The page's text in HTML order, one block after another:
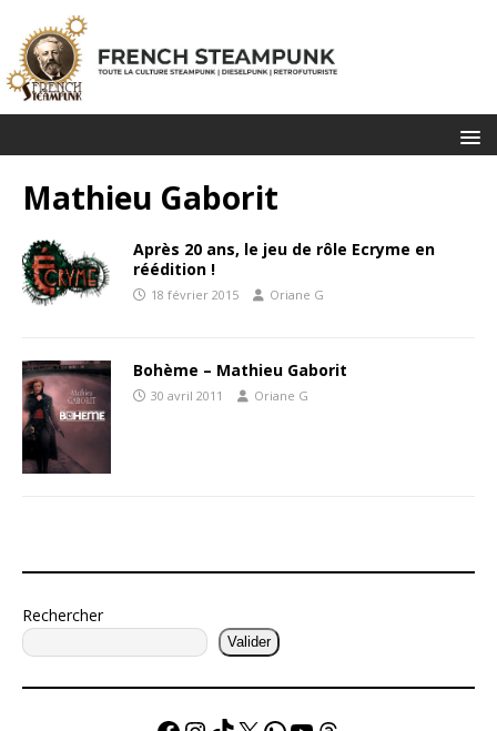
Mathieu Gaborit
Après 20 ans, le jeu de rôle Ecryme en
réédition !
18 février 2015 Oriane G
Bohème – Mathieu Gaborit
30 avril 2011 Oriane G
Rechercher
Valider